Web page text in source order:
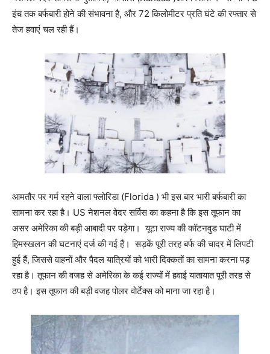
इंच तक बर्फबारी होने की संभावना है, और 72 किलोमीटर प्रति घंटे की रफ्तार से
तेज हवाएं चल रही हैं।
आमतौर पर गर्म रहने वाला फ्लोरिडा (Florida ) भी इस बार भारी बर्फबारी का
सामना कर रहा है। US नेशनल वेदर सर्विस का कहना है कि इस तूफान का
असर अमेरिका की बड़ी आबादी पर पड़ेगा। यूटा राज्य की कॉटनवुड घाटी में
हिमस्खलन की घटनाएं दर्ज की गई हैं। सड़कें पूरी तरह बर्फ की चादर में लिपटी
हुई हैं, जिससे वाहनों और पैदल यात्रियों को भारी दिक्कतों का सामना करना पड़
रहा है। तूफान की वजह से अमेरिका के कई राज्यों में हवाई यातायात पूरी तरह से
ठप है। इस तूफान की बड़ी वजह पोलर वोर्टेक्स को माना जा रहा है।